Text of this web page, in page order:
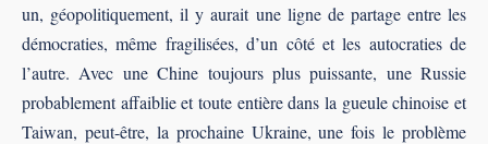
un, géopolitiquement, il y aurait une ligne de partage entre les
démocraties, même fragilisées, d’un côté et les autocraties de
l’autre. Avec une Chine toujours plus puissante, une Russie
probablement affaiblie et toute entière dans la gueule chinoise et
Taiwan, peut-être, la prochaine Ukraine, une fois le problème